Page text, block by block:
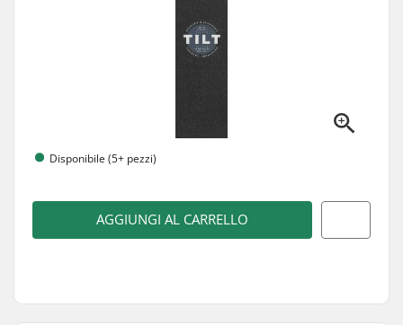
Disponibile (5+ pezzi)
AGGIUNGI AL CARRELLO